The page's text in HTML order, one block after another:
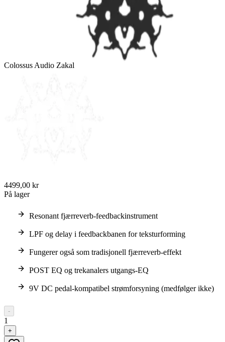
Colossus Audio Zakal
4499,00 kr
På lager
Resonant fjærreverb-feedbackinstrument
LPF og delay i feedbackbanen for teksturforming
Fungerer også som tradisjonell fjærreverb-effekt
POST EQ og trekanalers utgangs-EQ
9V DC pedal-kompatibel strømforsyning (medfølger ikke)
-
1
+